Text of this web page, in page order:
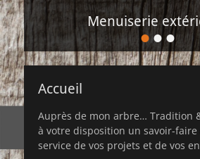
•••
Menuiserie
Posté
le
de
admin8543
Accueil
Auprès de mon arbre… Tradition
à votre disposition un savoir-
service de vos projets et de vos